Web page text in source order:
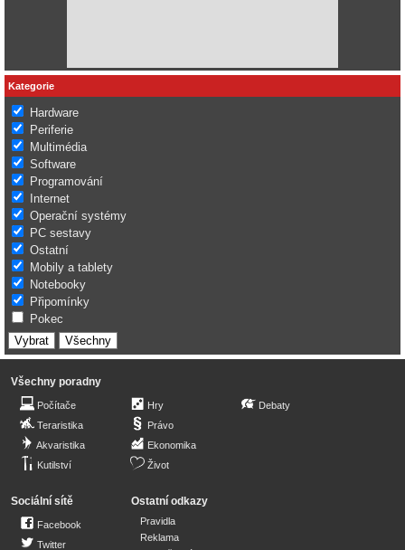
Kategorie
Hardware
Periferie
Multimédia
Software
Programování
Internet
Operační systémy
PC sestavy
Ostatní
Mobily a tablety
Notebooky
Připomínky
Pokec
Všechny poradny
Počítače
Teraristika
Akvaristika
Kutilství
Hry
Právo
Ekonomika
Život
Debaty
Sociální sítě
Facebook
Twitter
Ostatní odkazy
Pravidla
Reklama